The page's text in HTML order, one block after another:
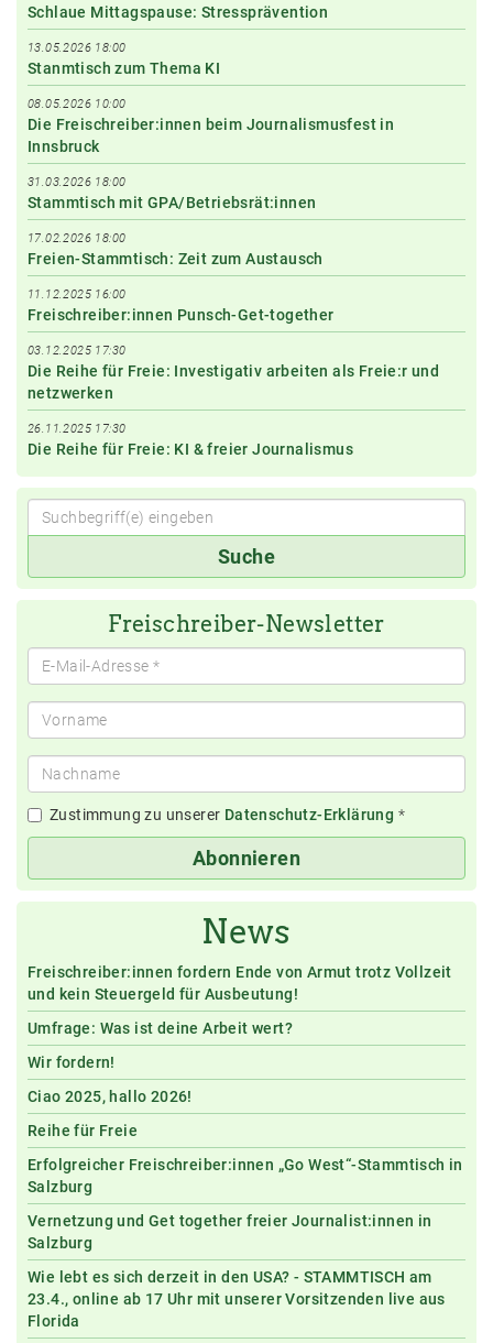
Schlaue Mittagspause: Stressprävention
13.05.2026 18:00
Stanmtisch zum Thema KI
08.05.2026 10:00
Die Freischreiber:innen beim Journalismusfest in
Innsbruck
31.03.2026 18:00
Stammtisch mit GPA/Betriebsrät:innen
17.02.2026 18:00
Freien-Stammtisch: Zeit zum Austausch
11.12.2025 16:00
Freischreiber:innen Punsch-Get-together
03.12.2025 17:30
Die Reihe für Freie: Investigativ arbeiten als Freie:r und
netzwerken
26.11.2025 17:30
Die Reihe für Freie: KI & freier Journalismus
Suche
Freischreiber-Newsletter
Zustimmung zu unserer Datenschutz-Erklärung *
Abonnieren
News
Freischreiber:innen fordern Ende von Armut trotz Vollzeit
und kein Steuergeld für Ausbeutung!
Umfrage: Was ist deine Arbeit wert?
Wir fordern!
Ciao 2025, hallo 2026!
Reihe für Freie
Erfolgreicher Freischreiber:innen „Go West“-Stammtisch in
Salzburg
Vernetzung und Get together freier Journalist:innen in
Salzburg
Wie lebt es sich derzeit in den USA? - STAMMTISCH am
23.4., online ab 17 Uhr mit unserer Vorsitzenden live aus
Florida